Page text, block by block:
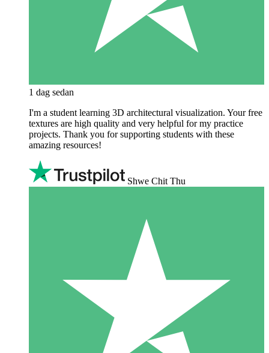
1 dag sedan
I'm a student learning 3D architectural visualization. Your free
textures are high quality and very helpful for my practice
projects. Thank you for supporting students with these
amazing resources!
Shwe Chit Thu